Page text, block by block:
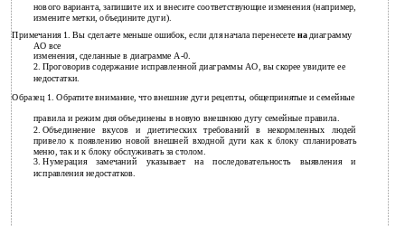
нового варианта, запишите их и внесите соответствующие изменения (например,
измените метки, объедините дуги).
Примечания 1. Вы сделаете меньше ошибок, если для начала перенесетенадиаграмму
АО все
изменения, сделанные в диаграмме А-0.
2. Проговорив содержание исправленной диаграммы АО, вы скорее увидите ее
недостатки.
Образец 1. Обратите внимание, что внешние дуги рецепты, общепринятые и семейные
правила и режим дня объединены в новую внешнюю дугу семейные правила.
2. Объединение вкусов и диетических требований в некормленных людей
привело к появлению новой внешней входной дуги как к блоку спланировать
меню, так и к блоку обслуживать за столом.
3. Нумерация замечаний указывает на последовательность выявления и
исправления недостатков.